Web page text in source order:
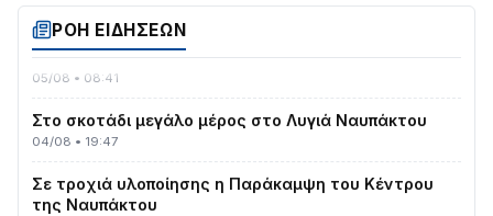
ΡΟΗ ΕΙΔΗΣΕΩΝ
ΤΟ ΠΑΡΤΥ ΣΥΝΕΧΙΖΕΤΑΙ…
05/08 • 08:41
Στο σκοτάδι μεγάλο μέρος στο Λυγιά Ναυπάκτου
04/08 • 19:47
Σε τροχιά υλοποίησης η Παράκαμψη του Κέντρου
της Ναυπάκτου
04/08 • 12:08